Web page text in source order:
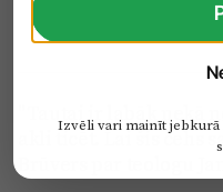
"Tautai ir labāk nekā
akli ticēt. Lai šis čehs
Izvēli vari mainīt